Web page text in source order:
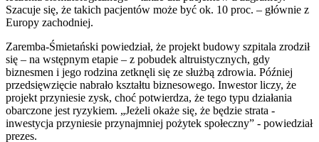
Szacuje się, że takich pacjentów może być ok. 10 proc. – głównie z
Europy zachodniej.
Zaremba-Śmietański powiedział, że projekt budowy szpitala zrodził
się – na wstępnym etapie – z pobudek altruistycznych, gdy
biznesmen i jego rodzina zetknęli się ze służbą zdrowia. Później
przedsięwzięcie nabrało kształtu biznesowego. Inwestor liczy, że
projekt przyniesie zysk, choć potwierdza, że tego typu działania
obarczone jest ryzykiem. „Jeżeli okaże się, że będzie strata -
inwestycja przyniesie przynajmniej pożytek społeczny” - powiedział
prezes.